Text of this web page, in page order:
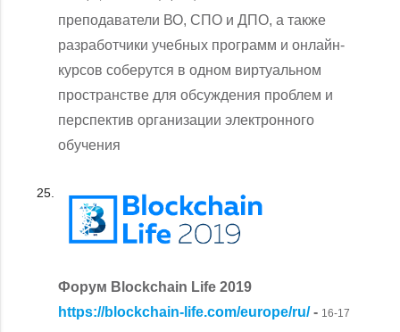
преподаватели ВО, СПО и ДПО, а также
разработчики учебных программ и онлайн-
курсов соберутся в одном виртуальном
пространстве для обсуждения проблем и
перспектив организации электронного
обучения
Форум Blockchain Life 2019
https://blockchain-life.com/europe/ru/- 16-17